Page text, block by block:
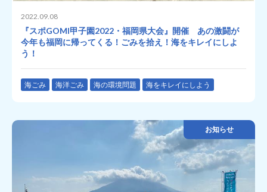
2022.09.08
『スポGOMI甲子園2022・福岡県大会』開催 あの激闘が
今年も福岡に帰ってくる！ごみを拾え！海をキレイにしよ
う！
海ごみ 海洋ごみ 海の環境問題 海をキレイにしよう
お知らせ